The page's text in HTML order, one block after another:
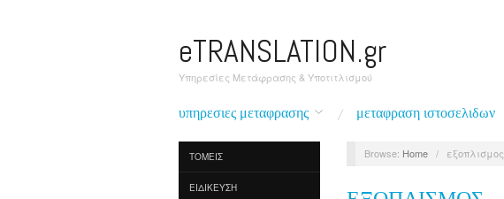
eTRANSLATION.gr
Υπηρεσίες Μετάφρασης & Υποτιτλισμού
υπηρεσιες μεταφρασης μεταφραση ιστοσελιδων
ΤΟΜΕΙΣ
ΕΙΔΙΚΕΥΣΗ
Browse: Home / εξοπλισμος